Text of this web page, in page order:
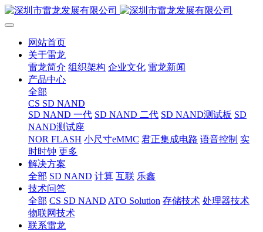
网站首页
关于雷龙
雷龙简介 组织架构 企业文化 雷龙新闻
产品中心
全部
CS SD NAND
SD NAND 一代 SD NAND 二代 SD NAND测试板 SD
NAND测试座
NOR FLASH 小尺寸eMMC 君正集成电路 语音控制 实
时时钟 更多
解决方案
全部 SD NAND 计算 互联 乐鑫
技术问答
全部 CS SD NAND ATO Solution 存储技术 处理器技术
物联网技术
联系雷龙